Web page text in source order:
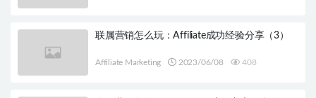
联属营销怎么玩：Affiliate成功经验分享（3）
Affiliate Marketing 2023/06/08 408